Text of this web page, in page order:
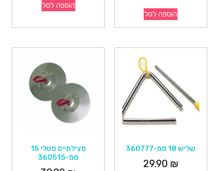
הוספה לסל
הוספה לסל
שליש 18 סמ-360777
29.90 ₪
מצילתיים מטלי 15
סמ-360515